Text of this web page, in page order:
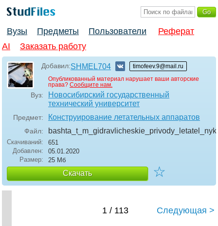
Вузы Предметы Пользователи
Реферат
AI
Заказать работу
Добавил:SHMEL704
timofeev.9@mail.ru
Опубликованный материал нарушает ваши авторские
права? Сообщите нам.
Вуз:
Новосибирский государственный
технический университет
Предмет: Конструирование летательных аппаратов
Файл:
Скачиваний:
651
Добавлен:
05.01.2020
Размер:
25 Мб
Скачать ☆
1 / 113 Следующая >